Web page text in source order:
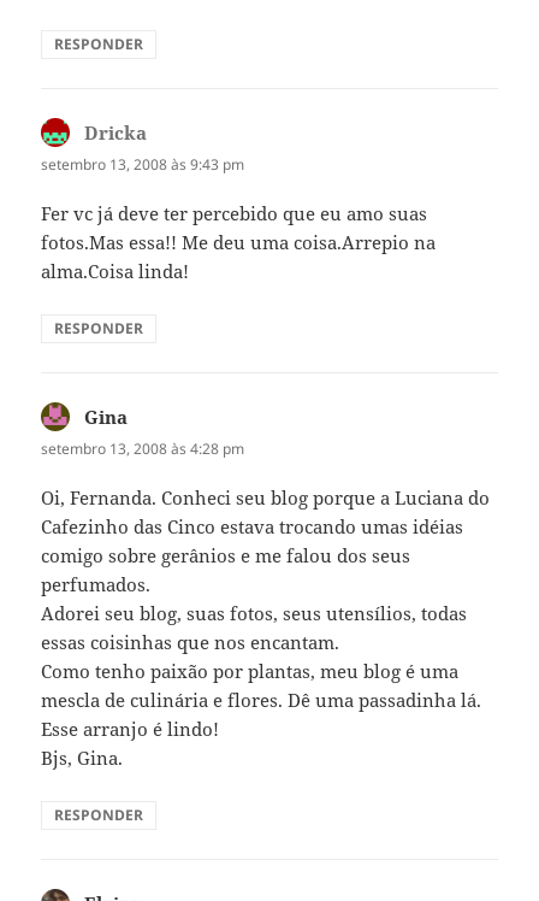
RESPONDER
Dricka
setembro 13, 2008 às 9:43 pm
Fer vc já deve ter percebido que eu amo suas
fotos.Mas essa!! Me deu uma coisa.Arrepio na
alma.Coisa linda!
RESPONDER
Gina
setembro 13, 2008 às 4:28 pm
Oi, Fernanda. Conheci seu blog porque a Luciana do
Cafezinho das Cinco estava trocando umas idéias
comigo sobre gerânios e me falou dos seus
perfumados.
Adorei seu blog, suas fotos, seus utensílios, todas
essas coisinhas que nos encantam.
Como tenho paixão por plantas, meu blog é uma
mescla de culinária e flores. Dê uma passadinha lá.
Esse arranjo é lindo!
Bjs, Gina.
RESPONDER